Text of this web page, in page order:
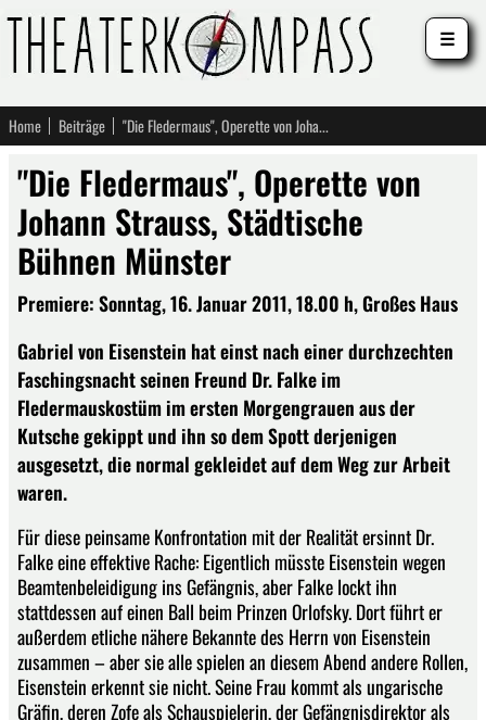
Home Beiträge "Die Fledermaus", Operette von Johann Strauss, Städtische Bühnen Münster
"Die Fledermaus", Operette von
Johann Strauss, Städtische
Bühnen Münster
Premiere: Sonntag, 16. Januar 2011, 18.00 h, Großes Haus
Gabriel von Eisenstein hat einst nach einer durchzechten
Faschingsnacht seinen Freund Dr. Falke im
Fledermauskostüm im ersten Morgengrauen aus der
Kutsche gekippt und ihn so dem Spott derjenigen
ausgesetzt, die normal gekleidet auf dem Weg zur Arbeit
waren.
Für diese peinsame Konfrontation mit der Realität ersinnt Dr.
Falke eine effektive Rache: Eigentlich müsste Eisenstein wegen
Beamtenbeleidigung ins Gefängnis, aber Falke lockt ihn
stattdessen auf einen Ball beim Prinzen Orlofsky. Dort führt er
außerdem etliche nähere Bekannte des Herrn von Eisenstein
zusammen – aber sie alle spielen an diesem Abend andere Rollen,
Eisenstein erkennt sie nicht. Seine Frau kommt als ungarische
Gräfin, deren Zofe als Schauspielerin, der Gefängnisdirektor als
☰